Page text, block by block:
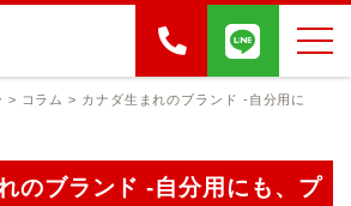
> コラム > カナダ生まれのブランド -自分用に
のブランド -自分用にも、プ